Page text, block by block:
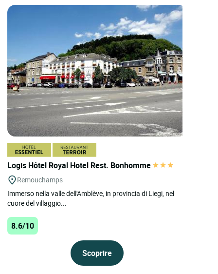
Logis Hôtel Royal Hotel Rest. Bonhomme
Remouchamps
Immerso nella valle dell'Amblève, in provincia di Liegi, nel
cuore del villaggio...
8.6/10
Scoprire